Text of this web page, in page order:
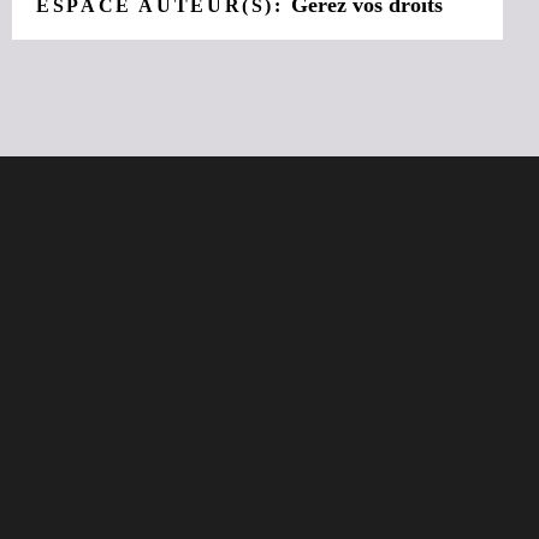
ESPACE AUTEUR(S): Gérez vos droits